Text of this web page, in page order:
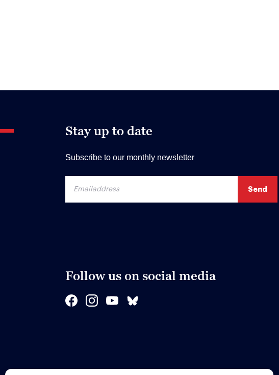
Stay up to date
Subscribe to our monthly newsletter
Follow us on social media